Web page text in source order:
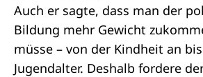
Auch er sagte, dass man der
Bildung mehr Gewicht
müsse – von der Kindheit an
Jugendalter. Deshalb fordere